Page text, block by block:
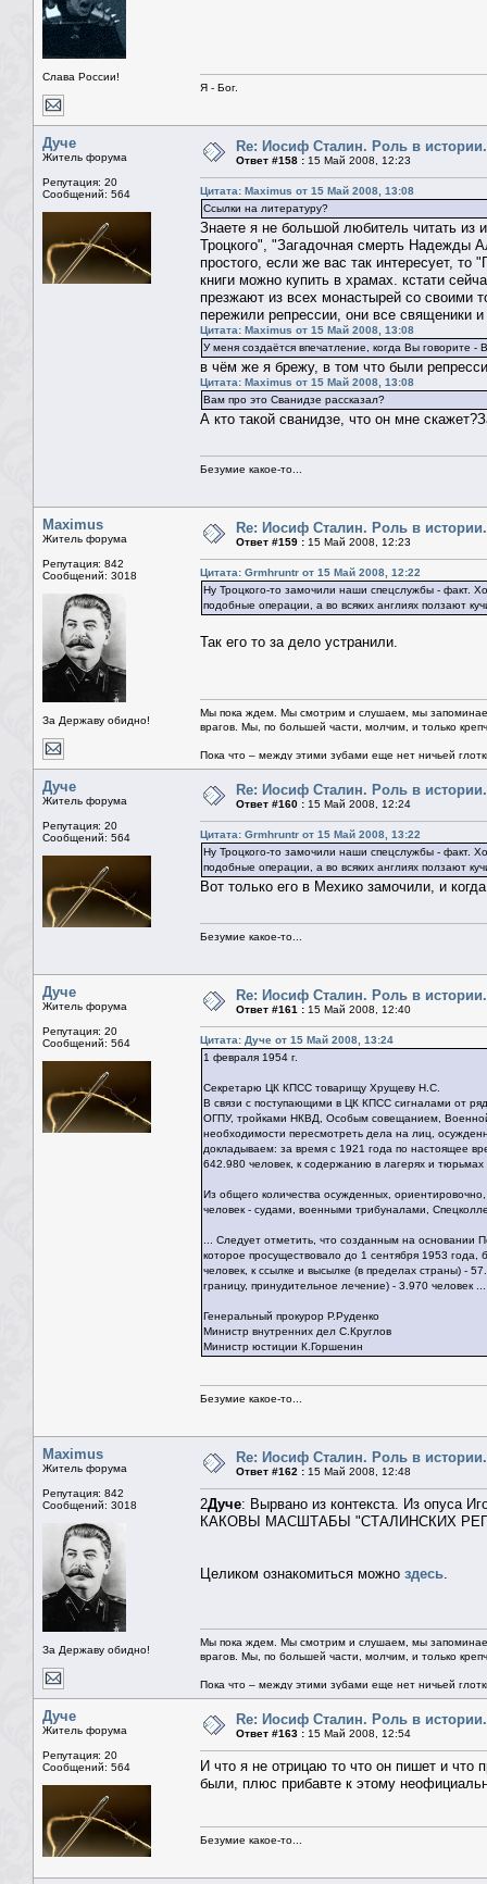
Слава России!
Я - Бог.
Дуче
Житель форума
Репутация: 20
Сообщений: 564
Re: Иосиф Сталин. Роль в истории.
Ответ #158 : 15 Май 2008, 12:23
Цитата: Maximus от 15 Май 2008, 13:08
Ссылки на литературу?
Знаете я не большой любитель читать из
Троцкого", "Загадочная смерть Надежды
простого, если же вас так интересует,
книги можно купить в храмах. кстати
презжают из всех монастырей со своими
пережили репрессии, они все священики
Цитата: Maximus от 15 Май 2008, 13:08
У меня создаётся впечатление, когда Вы говорите -
в чём же я брежу, в том что были
Цитата: Maximus от 15 Май 2008, 13:08
Вам про это Сванидзе рассказал?
А кто такой сванидзе, что он мне
Безумие какое-то...
Maximus
Житель форума
Репутация: 842
Сообщений: 3018
За Державу обидно!
Re: Иосиф Сталин. Роль в истории.
Ответ #159 : 15 Май 2008, 12:23
Цитата: Grmhruntr от 15 Май 2008, 12:22
Ну Троцкого-то замочили наши спецслужбы - факт.
подобные операции, а во всяких англиях ползают
Так его то за дело устранили.
Мы пока ждем. Мы смотрим и слушаем, мы
врагов. Мы, по большей части, молчим, и только
Пока что – между этими зубами еще нет ничьей
Дуче
Житель форума
Репутация: 20
Сообщений: 564
Re: Иосиф Сталин. Роль в истории.
Ответ #160 : 15 Май 2008, 12:24
Цитата: Grmhruntr от 15 Май 2008, 13:22
Ну Троцкого-то замочили наши спецслужбы - факт.
подобные операции, а во всяких англиях ползают
Вот только его в Мехико замочили, и
Безумие какое-то...
Дуче
Житель форума
Репутация: 20
Сообщений: 564
Re: Иосиф Сталин. Роль в истории.
Ответ #161 : 15 Май 2008, 12:40
Цитата: Дуче от 15 Май 2008, 13:24
1 февраля 1954 г.
Секретарю ЦК КПСС товарищу Хрущеву Н.С.
В связи с поступающими в ЦК КПСС сигналами от
ОГПУ, тройками НКВД, Особым совещанием,
необходимости пересмотреть дела на лиц,
докладываем: за время с 1921 года по настоящее
642.980 человек, к содержанию в лагерях и
Из общего количества осужденных,
человек - судами, военными трибуналами,
... Следует отметить, что созданным на
которое просуществовало до 1 сентября 1953
человек, к ссылке и высылке (в пределах страны) -
границу, принудительное лечение) - 3.970 человек ...
Генеральный прокурор Р.Руденко
Министр внутренних дел С.Круглов
Министр юстиции К.Горшенин
Безумие какое-то...
Maximus
Житель форума
Репутация: 842
Сообщений: 3018
За Державу обидно!
Re: Иосиф Сталин. Роль в истории.
Ответ #162 : 15 Май 2008, 12:48
2Дуче: Вырвано из контекста. Из опуса
КАКОВЫ МАСШТАБЫ "СТАЛИНСКИХ
Целиком ознакомиться можно здесь.
Мы пока ждем. Мы смотрим и слушаем, мы
врагов. Мы, по большей части, молчим, и только
Пока что – между этими зубами еще нет ничьей
Дуче
Житель форума
Репутация: 20
Сообщений: 564
Re: Иосиф Сталин. Роль в истории.
Ответ #163 : 15 Май 2008, 12:54
И что я не отрицаю то что он пишет и
были, плюс прибавте к этому
Безумие какое-то...